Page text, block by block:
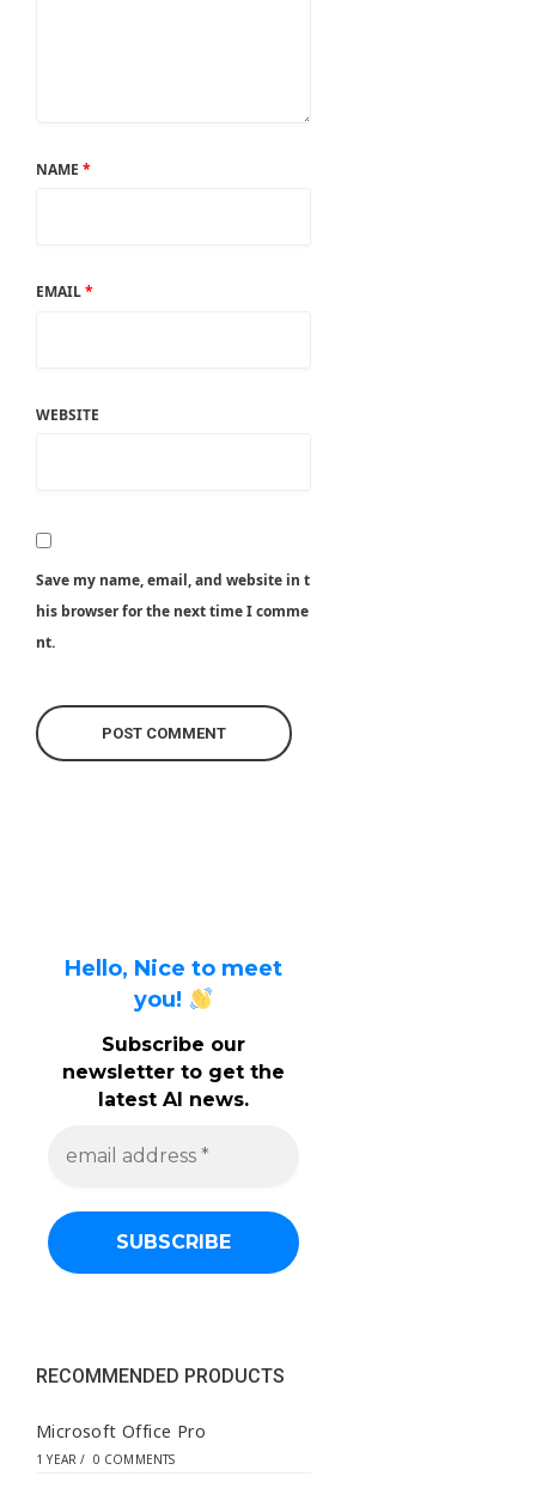
NAME *
EMAIL*
WEBSITE
Save my name, email, and website in t
his browser for the next time I comme
nt.
Hello, Nice to meet
you!
Subscribe our
newsletter to get the
latest AI news.
a
d
s
RECOMMENDED PRODUCTS
Microsoft Office Pro
1 YEAR / 0 COMMENTS